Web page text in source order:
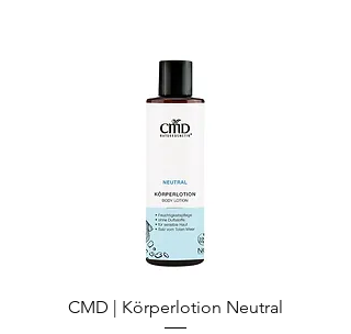
CMD | Körperlotion Neutral